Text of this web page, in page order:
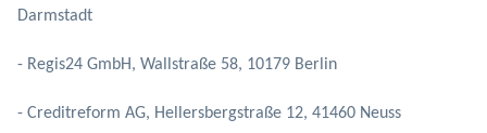
Darmstadt
- Regis24 GmbH, Wallstraße 58, 10179 Berlin
- Creditreform AG, Hellersbergstraße 12, 41460 Neuss